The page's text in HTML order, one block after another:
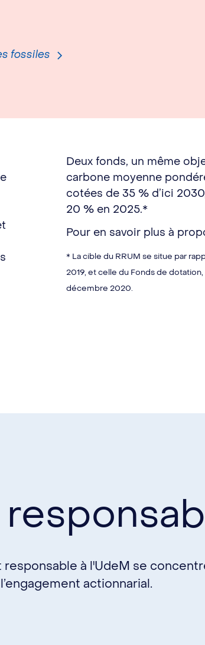
fossiles
Deux fonds, un même
carbone moyenne
cotées de 35 % d’ici
20 % en 2025.*
Pour en savoir plus à
* La cible du RRUM se situe par
2019, et celle du Fonds de
décembre 2020.
responsable à l'UdeM se
actionnarial.